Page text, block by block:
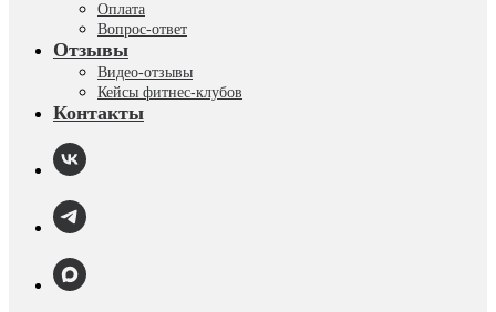
Оплата
Вопрос-ответ
Отзывы
Видео-отзывы
Кейсы фитнес-клубов
Контакты